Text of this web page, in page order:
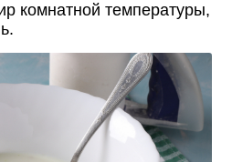
комнатной температуры,